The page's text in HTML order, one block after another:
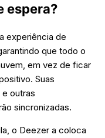
espera?
experiência de
que todo o
em vez de ficar
Suas
outras
sincronizadas.
o Deezer a coloca